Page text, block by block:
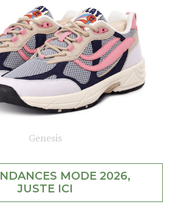
Genesis
MODE 2026,
JUSTE ICI